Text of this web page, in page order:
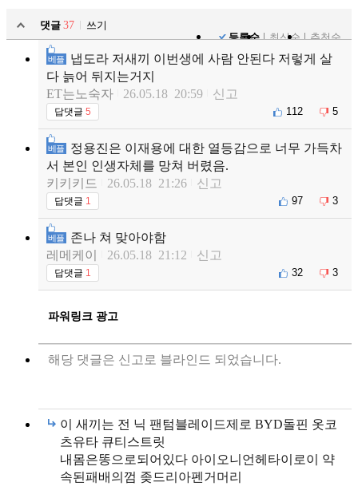
댓글 37
쓰기
등록순
최신순 추천순
베플
냅도라 저새끼 이번생에 사람 안된다 저렇게 살
다 늙어 뒤지는거지
ET는노숙자
26.05.18 20:59 신고
답댓글 5 112 5
베플
정용진은 이재용에 대한 열등감으로 너무 가득차
서 본인 인생자체를 망쳐 버렸음.
키키키드
26.05.18 21:26 신고
답댓글 1 97 3
베플
존나 쳐 맞아야함
레메케이
26.05.18 21:12 신고
답댓글 1 32 3
파워링크 광고
해당 댓글은 신고로 블라인드 되었습니다.
이 새끼는 전 닉 팬텀블레이드제로 BYD돌핀 옷코
츠유타 큐티스트릿
내몸은똥으로되어있다 아이오니언헤타이로이 약
속된패배의껌 좆드리아펜거머리